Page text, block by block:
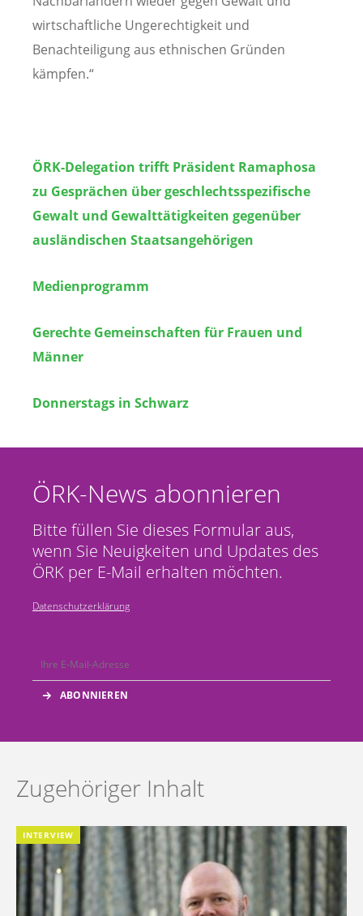
wirtschaftliche Ungerechtigkeit und
Benachteiligung aus ethnischen Gründen
kämpfen.“
ÖRK-Delegation trifft Präsident Ramaphosa
zu Gesprächen über geschlechtsspezifische
Gewalt und Gewalttätigkeiten gegenüber
ausländischen Staatsangehörigen
Medienprogramm
Gerechte Gemeinschaften für Frauen und
Männer
Donnerstags in Schwarz
ÖRK-News abonnieren
Bitte füllen Sie dieses Formular aus,
wenn Sie Neuigkeiten und Updates des
ÖRK per E-Mail erhalten möchten.
Datenschutzerklärung
Zugehöriger Inhalt
INTERVIEW